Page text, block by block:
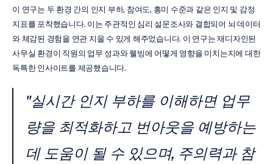
이 연구는 두 환경 간의 인지 부하, 참여도, 흥미 수준과 같은 인지 및 감정
지표를 포착했습니다. 이는 주관적인 심리 설문조사와 결합되어 뇌 데이터
와 체감된 경험을 연관 지을 수 있게 해주었습니다. 이 연구는 재디자인된
사무실 환경이 직원의 업무 성과와 웰빙에 어떻게 영향을 미치는지에 대한
독특한 인사이트를 제공했습니다.
"실시간 인지 부하를 이해하면 업무
량을 최적화하고 번아웃을 예방하는
데 도움이 될 수 있으며, 주의력과 참